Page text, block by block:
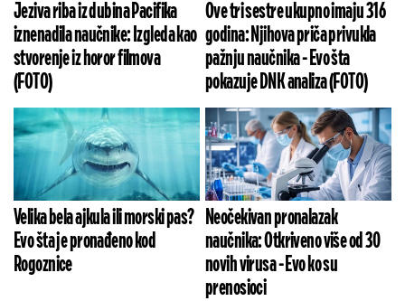
Jeziva riba iz dubina Pacifika
iznenadila naučnike: Izgleda kao
stvorenje iz horor filmova
(FOTO)
Ove tri sestre ukupno imaju 316
godina: Njihova priča privukla
pažnju naučnika - Evo šta
pokazuje DNK analiza (FOTO)
Velika bela ajkula ili morski pas?
Evo šta je pronađeno kod
Rogoznice
Neočekivan pronalazak
naučnika: Otkriveno više od 30
novih virusa - Evo ko su
prenosioci